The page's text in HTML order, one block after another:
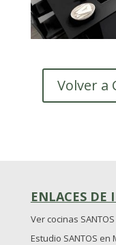
Volver a
ENLACES DE
Ver cocinas SANTOS
Estudio SANTOS en